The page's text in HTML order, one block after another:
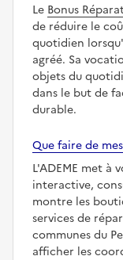
Le Bonus
de réduire le
quotidien
agréé. Sa
objets du
dans le but de
durable.
Que faire de
L'ADEME met à
interactive,
montre les
services de
communes du
afficher les